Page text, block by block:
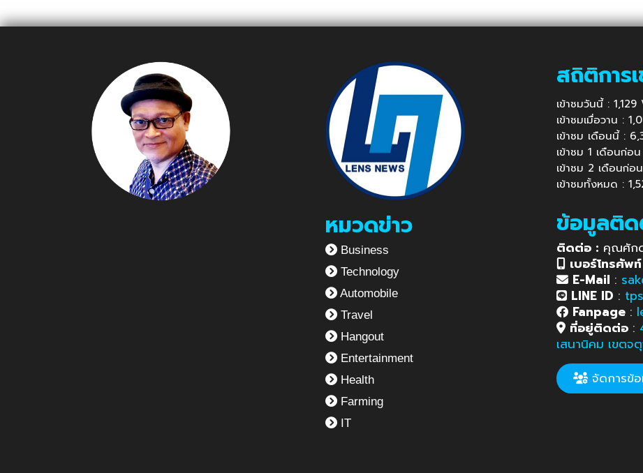
หมวดข่าว
Business
Technology
Automobile
Travel
Hangout
Entertainment
Health
Farming
IT
สถิติการ
เข้าชมวันนี้ : 1,129
เข้าชมเมื่อวาน :
เข้าชม เดือนนี้ :
เข้าชม 1 เดือนก่อ
เข้าชม 2 เดือนก่
เข้าชมทั้งหมด :
ข้อมูลติ
ติดต่อ : คุณศัก
เบอร์โทรศัพท์
E-Mail :
LINE ID :
Fanpage :
ที่อยู่ติดต่อ :
เสนานิคม เขตจ
จัดการข้